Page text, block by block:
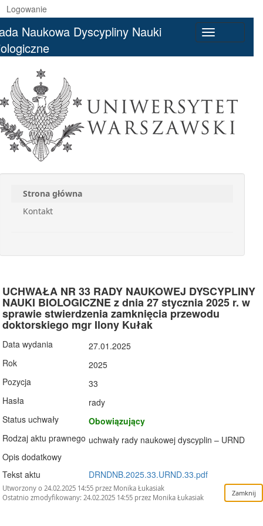
Logowanie
navigation
Naukowa Dyscypliny Nauki
Strona główna
Kontakt
UCHWAŁA NR 33 RADY NAUKOWEJ DYSCYPLINY
NAUKI BIOLOGICZNE z dnia 27 stycznia 2025 r. w
sprawie stwierdzenia zamknięcia przewodu
doktorskiego mgr Ilony Kułak
Data wydania
27.01.2025
Rok
2025
Pozycja
33
Hasła
rady
Status uchwały
Obowiązujący
Rodzaj aktu prawnego uchwały rady naukowej dyscyplin – URND
Opis dodatkowy
Tekst aktu
DRNDNB.2025.33.URND.33.pdf
Utworzony o 24.02.2025 14:55 przez Monika Łukasiak
Ostatnio zmodyfikowany: 24.02.2025 14:55 przez Monika Łukasiak